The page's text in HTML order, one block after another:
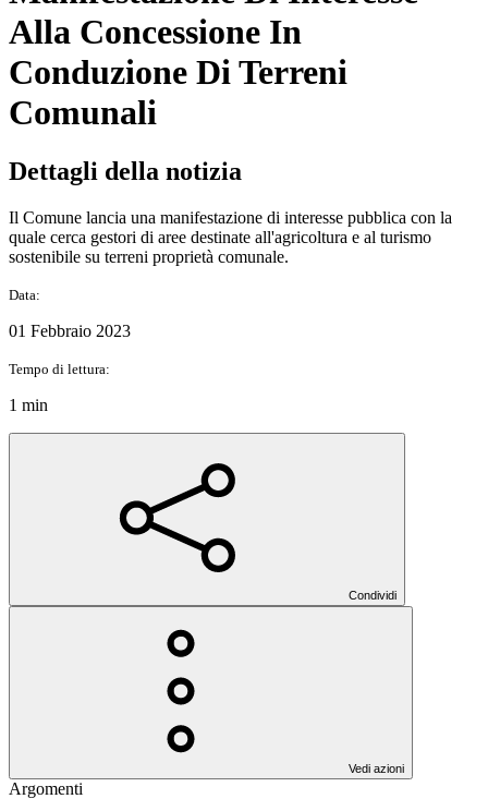
Alla Concessione In
Conduzione Di Terreni
Comunali
Dettagli della notizia
Il Comune lancia una manifestazione di interesse pubblica con la
quale cerca gestori di aree destinate all'agricoltura e al turismo
sostenibile su terreni proprietà comunale.
Data:
01 Febbraio 2023
Tempo di lettura:
1 min
Condividi
Vedi azioni
Argomenti